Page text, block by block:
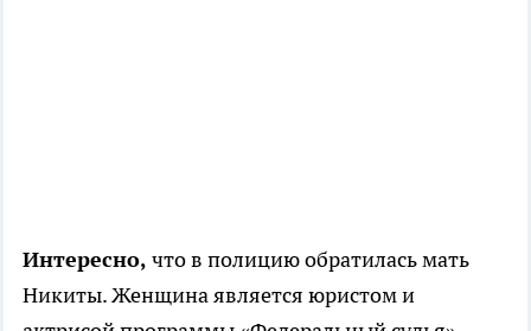
Интересно, что в полицию обратилась мать
Никиты. Женщина является юристом и